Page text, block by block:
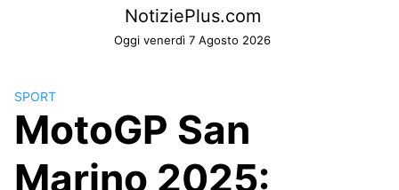
NotiziePlus.com
Oggi venerdì 7 Agosto 2026
SPORT
MotoGP San
Marino 2025: